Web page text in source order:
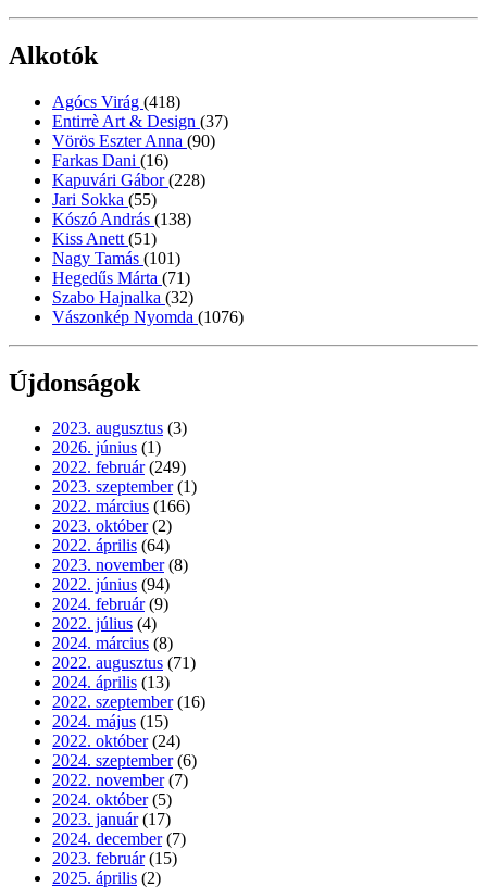
Alkotók
Agócs Virág (418)
Entirrè Art & Design (37)
Vörös Eszter Anna (90)
Farkas Dani (16)
Kapuvári Gábor(228)
Jari Sokka (55)
Kószó András (138)
Kiss Anett (51)
Nagy Tamás (101)
Hegedűs Márta (71)
Szabo Hajnalka (32)
Vászonkép Nyomda (1076)
Újdonságok
2023. augusztus (3)
2026. június (1)
2022. február (249)
2023. szeptember (1)
2022. március (166)
2023. október (2)
2022. április (64)
2023. november (8)
2022. június (94)
2024. február (9)
2022. július (4)
2024. március (8)
2022. augusztus (71)
2024. április (13)
2022. szeptember (16)
2024. május (15)
2022. október (24)
2024. szeptember (6)
2022. november (7)
2024. október (5)
2023. január (17)
2024. december (7)
2023. február (15)
2025. április (2)